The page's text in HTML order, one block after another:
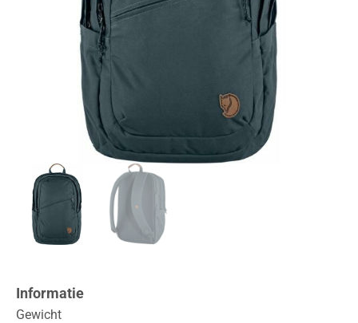
Informatie
Gewicht